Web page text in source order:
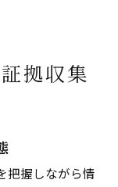
拠収集
把握しながら情